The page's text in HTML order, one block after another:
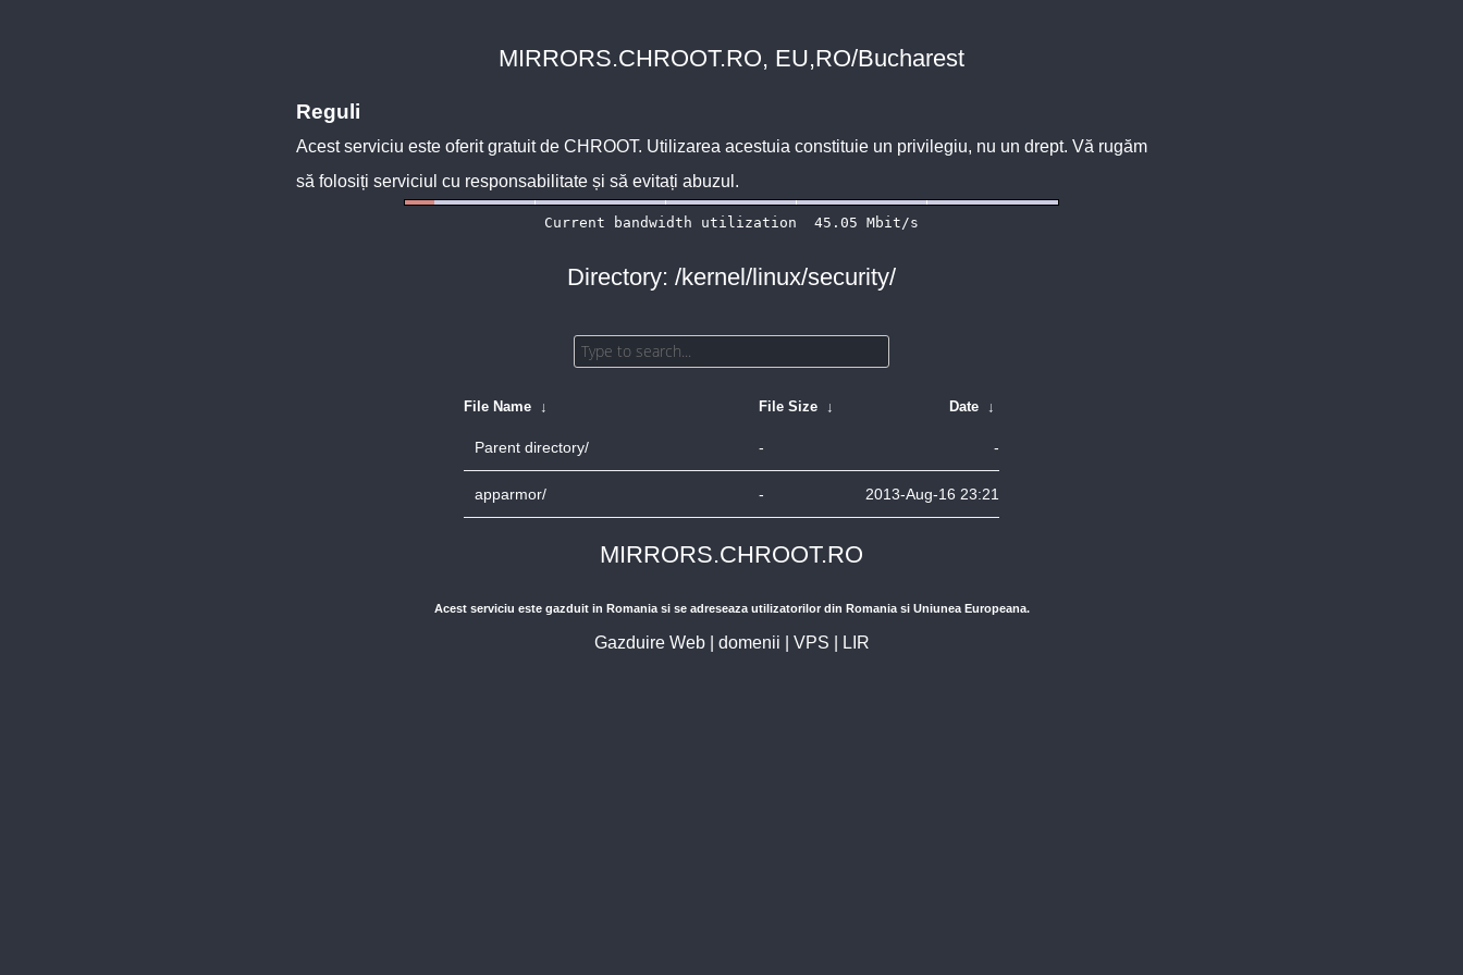
MIRRORS.CHROOT.RO, EU,RO/Bucharest
Reguli
Acest serviciu este oferit gratuit de CHROOT. Utilizarea acestuia constituie un privilegiu, nu un drept. Vă rugăm
să folosiți serviciul cu responsabilitate și să evitați abuzul.
Directory: /kernel/linux/security/
File Name ↓ File Size ↓ Date ↓
Parent directory/ - -
apparmor/ - 2013-Aug-16 23:21
MIRRORS.CHROOT.RO
Acest serviciu este gazduit in Romania si se adreseaza utilizatorilor din Romania si Uniunea Europeana.
Gazduire Web| domenii VPS LIR